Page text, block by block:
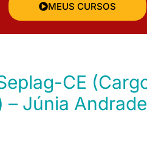
MEUS CURSOS
– Júnia Andrade